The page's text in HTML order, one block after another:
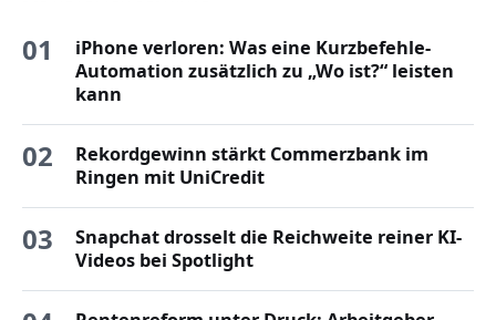
01
iPhone verloren: Was eine Kurzbefehle-
Automation zusätzlich zu „Wo ist?“ leisten
kann
02
Rekordgewinn stärkt Commerzbank im
Ringen mit UniCredit
03
Snapchat drosselt die Reichweite reiner KI-
Videos bei Spotlight